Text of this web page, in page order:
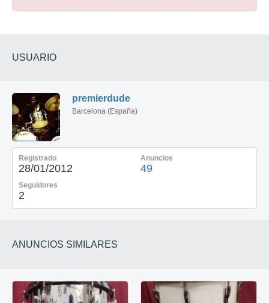
USUARIO
premierdude
Barcelona (España)
Registrado
28/01/2012
Anuncios
49
Seguidores
2
ANUNCIOS SIMILARES